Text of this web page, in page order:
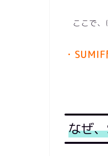
ここで、
・
なぜ